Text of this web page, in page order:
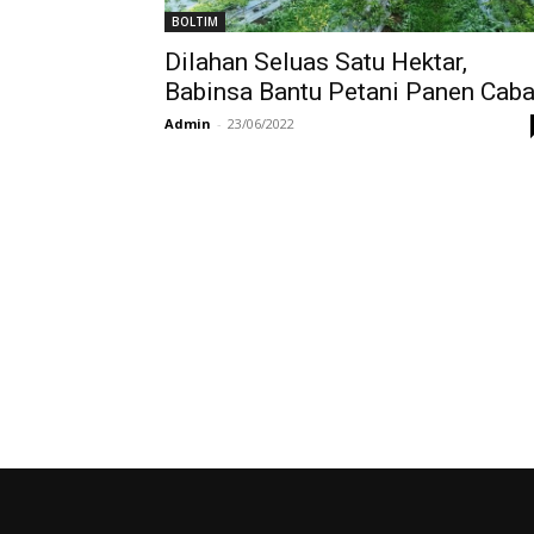
BOLTIM
Dilahan Seluas Satu Hektar,
Babinsa Bantu Petani Panen
Admin - 23/06/2022